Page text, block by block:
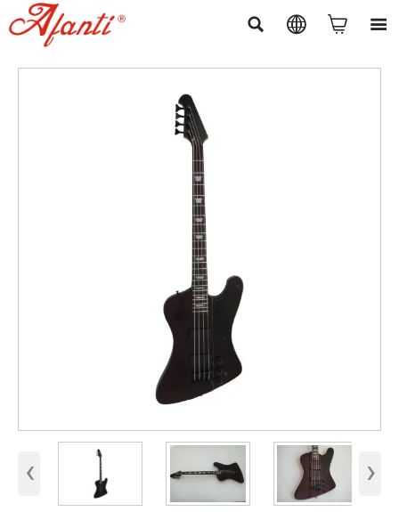
   
‹ ›